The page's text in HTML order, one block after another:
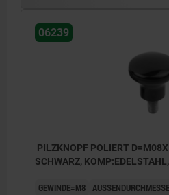
06239
PILZKNOPF POLIERT
SCHWARZ,
GEWINDE=M8